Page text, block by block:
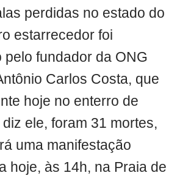
perdidas no estado do
estarrecedor foi
pelo fundador da ONG
Carlos Costa, que
hoje no enterro de
ele, foram 31 mortes,
uma manifestação
hoje, às 14h, na Praia de